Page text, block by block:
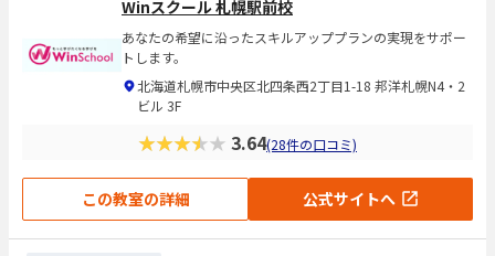
Winスクール 札幌駅前校
あなたの希望に沿ったスキルアッププランの実現をサポー
トします。
北海道札幌市中央区北四条西2丁目1-18 邦洋札幌N4・2
ビル 3F
★★★★★ 3.64(28件の口コミ)
この教室の詳細 公式サイトへ